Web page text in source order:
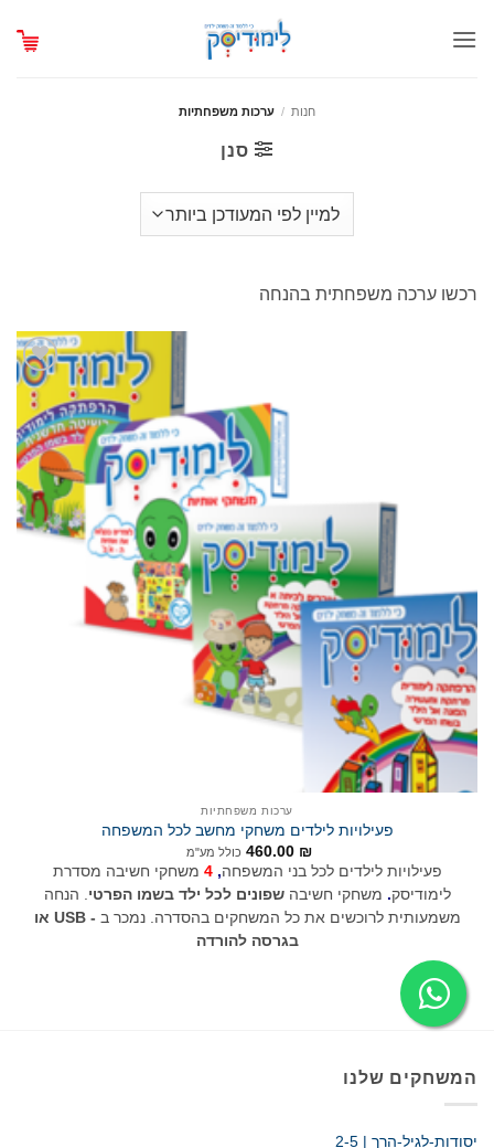
חנות / ערכות משפחתיות
סנן
רכשו ערכה משפחתית בהנחה
הוסף
לרשימת
ערכות משפחתיות
פעילויות לילדים משחקי מחשב לכל המשפחה
460.00 ₪ כולל מע"מ
פעילויות לילדים לכל בני המשפחה,
4 משחקי חשיבה מסדרת
לימודיסק. משחקי חשיבהשפונים לכל ילד בשמו הפרטי . הנחה
משמעותית לרוכשים את כל המשחקים בהסדרה. נמכר ב -
USB או
בגרסה להורדה
המשחקים שלנו
יסודות-לגיל-הרך | 2-5